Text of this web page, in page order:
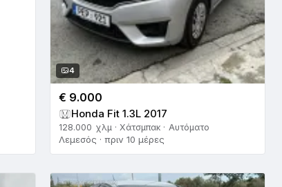
4
€ 9.000
Honda Fit 1.3L 2017
128.000 χλμ · Χάτσμπακ · Αυτόματο
Λεμεσός · πριν 10 μέρες